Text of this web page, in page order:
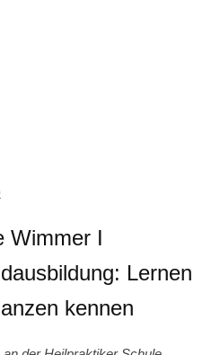
Wimmer I
Lernen
kennen